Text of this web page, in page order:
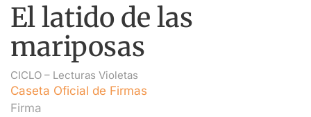
El latido de las
mariposas
CICLO – Lecturas Violetas
Caseta Oficial de Firmas
Firma